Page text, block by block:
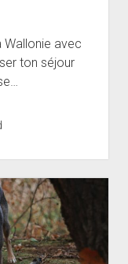
Wallonie avec
ton séjour